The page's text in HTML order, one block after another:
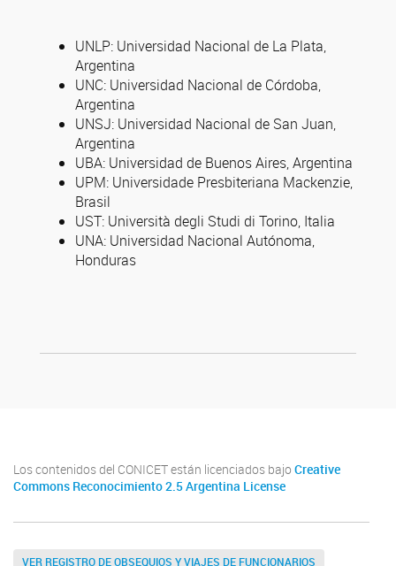
UNLP: Universidad Nacional de La Plata,
Argentina
UNC: Universidad Nacional de Córdoba,
Argentina
UNSJ: Universidad Nacional de San Juan,
Argentina
UBA: Universidad de Buenos Aires, Argentina
UPM: Universidade Presbiteriana Mackenzie,
Brasil
UST: Università degli Studi di Torino, Italia
UNA: Universidad Nacional Autónoma,
Honduras
Los contenidos del CONICET están licenciados bajo Creative
Commons Reconocimiento 2.5 Argentina License
VER REGISTRO DE OBSEQUIOS Y VIAJES DE FUNCIONARIOS